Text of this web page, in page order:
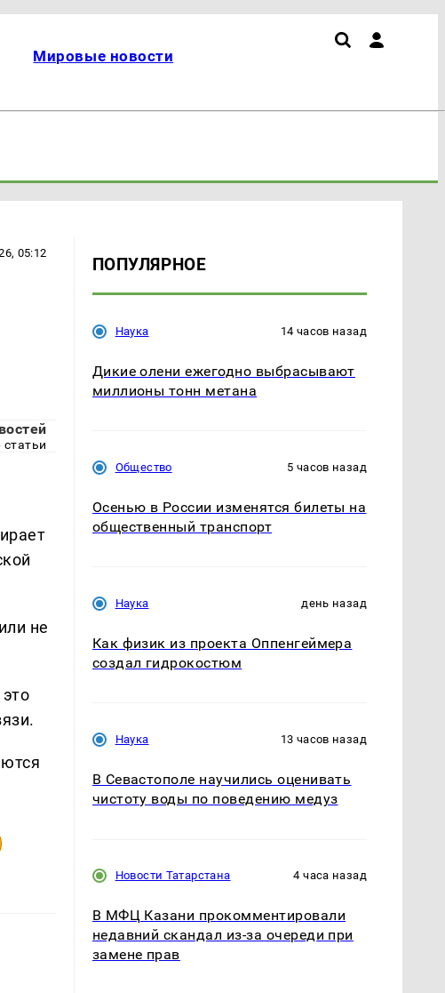
Мировые новости
05:12
статьи
не
ПОПУЛЯРНОЕ
Наука 14 часов назад
Дикие олени ежегодно выбрасывают
миллионы тонн метана
Общество 5 часов назад
Осенью в России изменятся билеты на
общественный транспорт
Наука день назад
Как физик из проекта Оппенгеймера
создал гидрокостюм
Наука 13 часов назад
В Севастополе научились оценивать
чистоту воды по поведению медуз
Новости Татарстана 4 часа назад
В МФЦ Казани прокомментировали
недавний скандал из-за очереди при
замене прав